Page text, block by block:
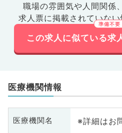
職場の雰囲気や人間関係、
求人票に掲載されていない
この求人に似ている求
医療機関情報
医療機関名 ※詳細はお